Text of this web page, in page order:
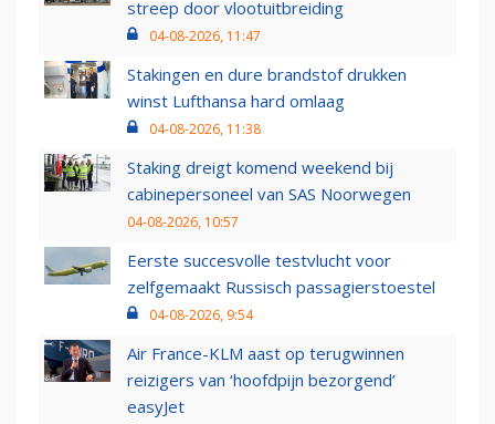
streep door vlootuitbreiding
04-08-2026, 11:47
Stakingen en dure brandstof drukken
winst Lufthansa hard omlaag
04-08-2026, 11:38
Staking dreigt komend weekend bij
cabinepersoneel van SAS Noorwegen
04-08-2026, 10:57
Eerste succesvolle testvlucht voor
zelfgemaakt Russisch passagierstoestel
04-08-2026, 9:54
Air France-KLM aast op terugwinnen
reizigers van ‘hoofdpijn bezorgend’
easyJet